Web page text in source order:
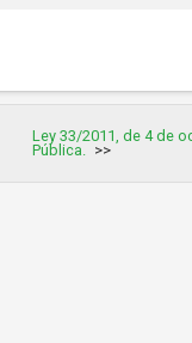
Ley 33/2011, de 4 de
Pública.